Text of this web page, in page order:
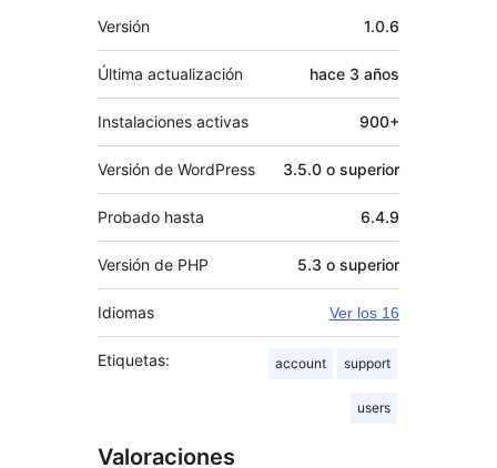
Meta
Versión 1.0.6
Última actualización hace 3 años
Instalaciones activas 900+
Versión de WordPress 3.5.0 o superior
Probado hasta 6.4.9
Versión de PHP 5.3 o superior
Idiomas Ver los 16
Etiquetas: account support
users
Valoraciones